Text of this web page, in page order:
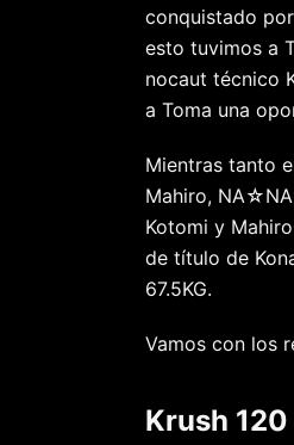
conquistado
esto tuvimos a
nocaut técnico
a Toma una
Mientras tanto
Mahiro,
Kotomi y
de título de
67.5KG.
Vamos con los
Krush